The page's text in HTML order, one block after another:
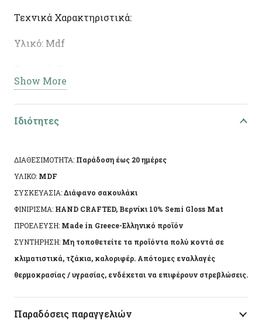
Τεχνικά Χαρακτηριστικά:
Υλικό: Mdf
Ειδικά χαρακτηριστικά: Χειροποίητη κατασκευή,
Το αντικείμενο ενδέχεται να φέρει ελάχιστες
αποκλίσεις ανά προϊόν λόγω της χειροποίητης
κατασκευής του. Made in Greece, by Korres Craft
Show More
Ιδιότητες
ΔΙΑΘΕΣΙΜΟΤΗΤΑ: Παράδοση έως 20 ημέρες
ΥΛΙΚΟ: MDF
ΣΥΣΚΕΥΑΣΙΑ:Διάφανο σακουλάκι
ΦΙΝΙΡΙΣΜΑ: HAND CRAFTED, Βερνίκι 10% Semi Gloss Mat
ΠΡΟΕΛΕΥΣΗ: Made in Greece-Ελληνικό προϊόν
ΣΥΝΤΗΡΗΣΗ: Μη τοποθετείτε τα προϊόντα πολύ κοντά σε
κλιματιστικά, τζάκια, καλοριφέρ. Απότομες εναλλαγές
θερμοκρασίας / υγρασίας, ενδέχεται να επιφέρουν στρεβλώσεις.
Παραδόσεις παραγγελιών